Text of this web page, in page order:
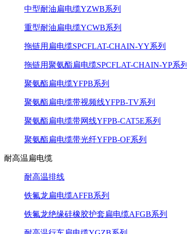
中型耐油扁电缆YZWB系列
重型耐油扁电缆YCWB系列
拖链用扁电缆SPCFLAT-CHAIN-YY系列
拖链用聚氨酯扁电缆SPCFLAT-CHAIN-YP系列
聚氨酯扁电缆YFPB系列
聚氨酯扁电缆带视频线YFPB-TV系列
聚氨酯扁电缆带网线YFPB-CAT5E系列
聚氨酯扁电缆带光纤YFPB-OF系列
耐高温扁电缆
耐高温排线
铁氟龙扁电缆AFFB系列
铁氟龙绝缘硅橡胶护套扁电缆AFGB系列